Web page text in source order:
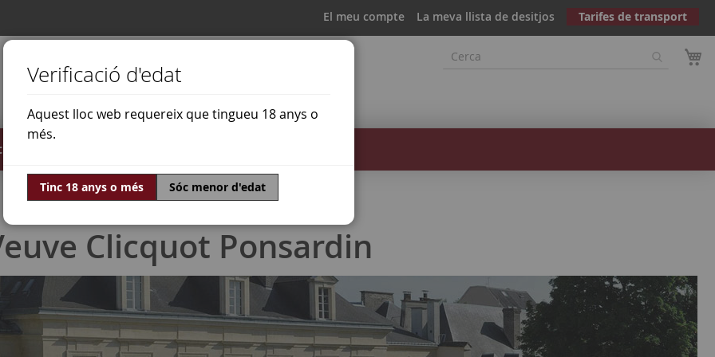
El meu compte La meva llista de desitjos Tarifes de transport
Clicquot Ponsardin
Verificació d'edat
Aquest lloc web requereix que tingueu 18 anys o
més.
Tinc 18 anys o més Sóc menor d'edat